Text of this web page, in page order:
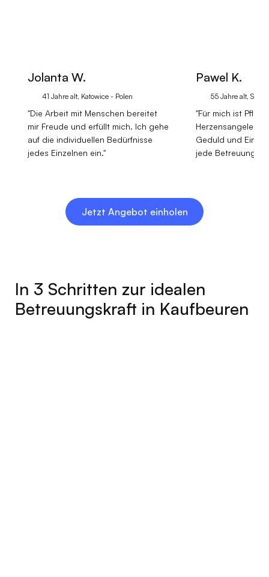
Jolanta W.
41 Jahre alt, Katowice - Polen
"Die Arbeit mit Menschen bereitet
mir Freude und erfüllt mich. Ich gehe
auf die individuellen Bedürfnisse
jedes Einzelnen ein."
Pawel K.
55 Jahre alt,
"Für mich ist
Geduld und
jede
Jetzt Angebot einholen
In 3 Schritten zur idealen
Betreuungskraft in Kaufbeuren